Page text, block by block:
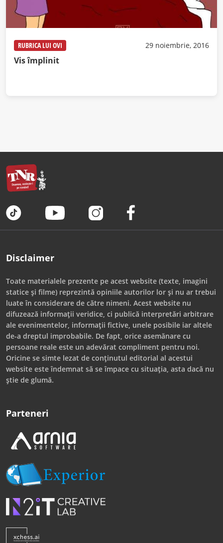
RUBRICA LUI OVI 29 noiembrie, 2016
Vis împlinit
Disclaimer
Toate materialele prezente pe acest website (texte, imagini
statice și filme) reprezintă opiniile autorilor lor și nu ar trebui
luate în considerare de către nimeni. Acest website nu
difuzează informații veridice, ci publică interpretări arbitrare
ale evenimentelor, informații fictive, unele posibile iar altele
de-a dreptul improbabile. De fapt, orice asemănare cu
persoane reale este un adevărat compliment pentru noi.
Oricine se simte lezat de conținutul editorial al acestui
website este îndemnat să se împace cu situația, asta dacă nu
știe de glumă.
Parteneri